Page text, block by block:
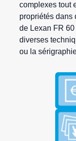
complexes tout
propriétés dans
de Lexan FR
diverses
ou la